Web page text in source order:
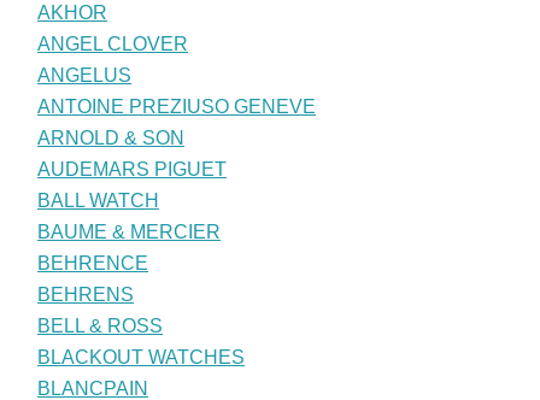
AKHOR
ANGEL CLOVER
ANGELUS
ANTOINE PREZIUSO GENEVE
ARNOLD & SON
AUDEMARS PIGUET
BALL WATCH
BAUME & MERCIER
BEHRENCE
BEHRENS
BELL & ROSS
BLACKOUT WATCHES
BLANCPAIN